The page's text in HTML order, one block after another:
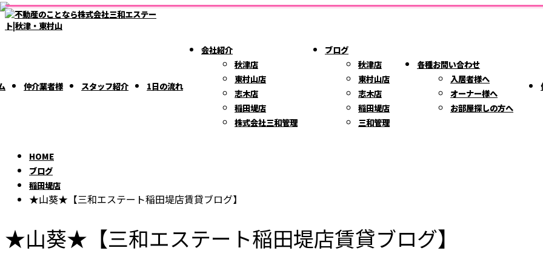
仲介業者様 スタッフ紹介 1日の流れ
会社紹介
秋津店
東村山店
志木店
稲田堤店
株式会社三和管理
ブログ
秋津店
東村山店
志木店
稲田堤店
三和管理
各種お問い合わせ
入居者様へ
オーナー様へ
お部屋探しの方へ
ブ
HOME
ブログ
稲田堤店
★山葵★【三和エステート稲田堤店賃貸ブログ】
★山葵★【三和エステート稲田堤店賃貸ブログ】